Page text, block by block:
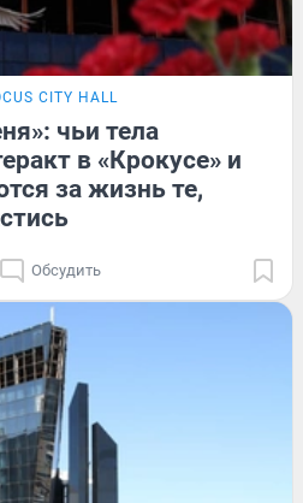
CITY HALL
чьи тела
в «Крокусе» и
за жизнь те,
Обсудить